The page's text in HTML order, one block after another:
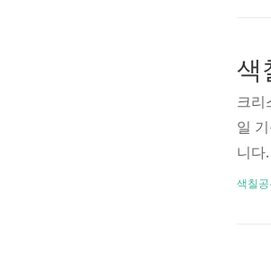
로
송이
크리
일
니다
무에
칠
색칠